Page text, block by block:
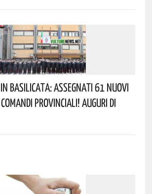
Basilicata: Assegnati 61 Nuovi
Provinciali! Auguri Di